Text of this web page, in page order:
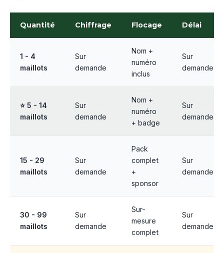
Quantité Chiffrage Flocage Délai
1 - 4
maillots
Sur
demande
Nom +
numéro
inclus
Sur
demande
⭐ 5 - 14
maillots
Sur
demande
Nom +
numéro
+ badge
Sur
demande
15 - 29
maillots
Sur
demande
Pack
complet
+
sponsor
Sur
demande
30 - 99
maillots
Sur
demande
Sur-
mesure
complet
Sur
demande